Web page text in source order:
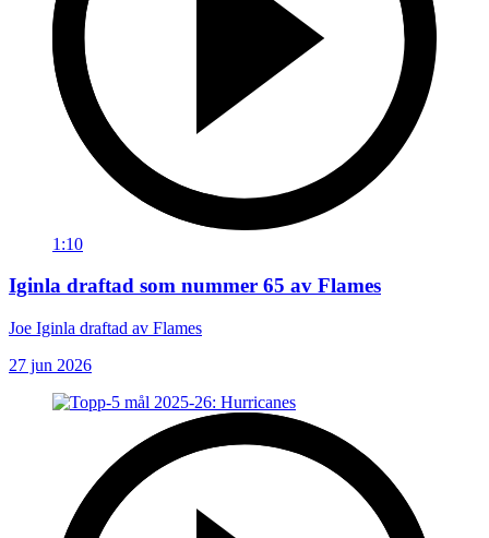
1:10
Iginla draftad som nummer 65 av Flames
Joe Iginla draftad av Flames
27 jun 2026